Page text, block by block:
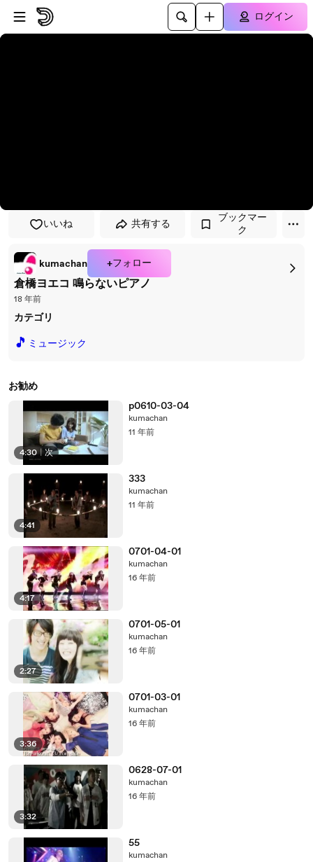
プレイヤーにスキップ
メインコンテンツにスキップ
ログイン
いいね 共有する
ブックマー
ク
kumachan +フォロー
倉橋ヨエコ 鳴らないピアノ
18 年前
カテゴリ
🎵 ミュージック
お勧め
4:30 | 次
p0610-03-04
kumachan
11 年前
4:41
333
kumachan
11 年前
4:17
0701-04-01
kumachan
16 年前
2:27
0701-05-01
kumachan
16 年前
3:36
0701-03-01
kumachan
16 年前
3:32
0628-07-01
kumachan
16 年前
55
kumachan